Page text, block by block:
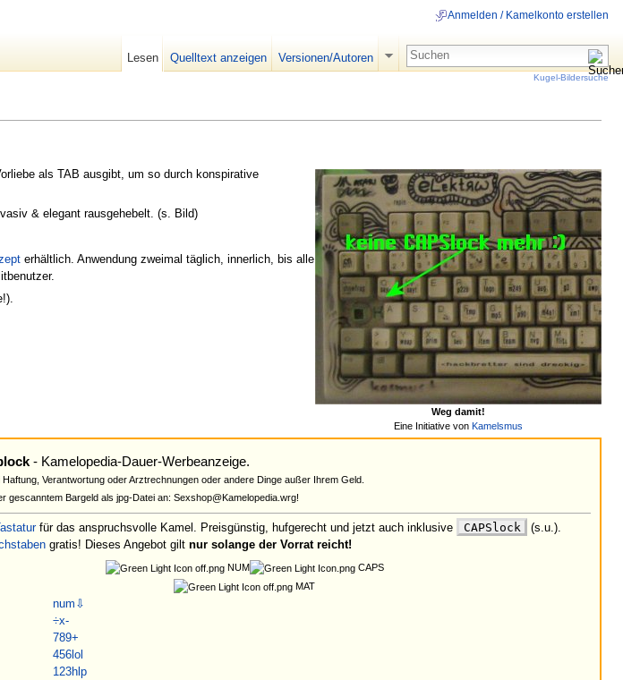
Weg damit!
Eine Initiative von Kamelsmus
als TAB ausgibt, um so durch konspirative
& elegant rausgehebelt. (s. Bild)
erhältlich. Anwendung zweimal täglich, innerlich, bis alle
- Kamelopedia-Dauer-Werbeanzeige.
Verantwortung oder Arztrechnungen oder andere Dinge außer Ihrem Geld.
gescanntem Bargeld als jpg-Datei an: Sexshop@Kamelopedia.wrg!
für das anspruchsvolle Kamel. Preisgünstig, hufgerecht und jetzt auch inklusive CAPSlock
(s.u.).
gratis! Dieses Angebot gilt nur solange der Vorrat reicht!
NUM
CAPS
MAT
num ⇩
÷x-
789+
456 lol
123hlp
Anmelden / Kamelkonto erstellen
Lesen Quelltext anzeigen Versionen/Autoren
Kugel-Bildersuche